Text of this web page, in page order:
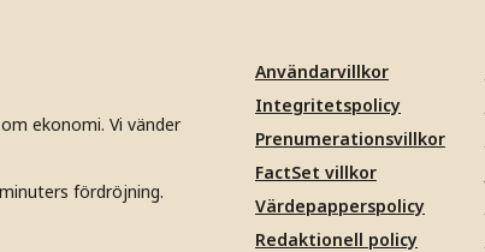
ekonomi. Vi vänder
fördröjning.
Användarvillkor
Integritetspolicy
Prenumerationsvillkor
FactSet villkor
Värdepapperspolicy
Redaktionell policy